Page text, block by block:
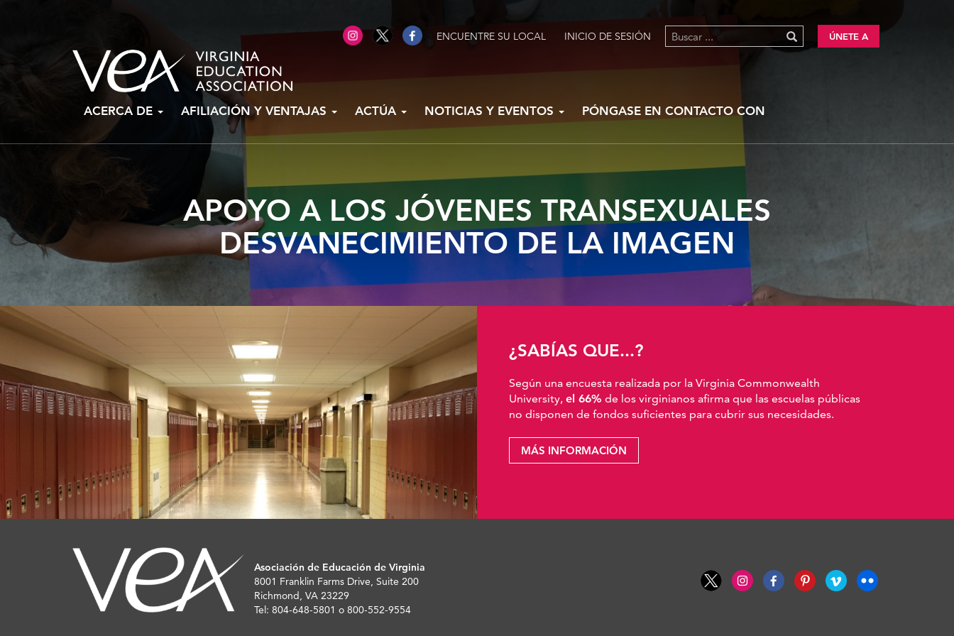
ENCUENTRE SU LOCAL INICIO DE SESIÓN ÚNETE A
contenido
ACERCA DE AFILIACIÓN Y VENTAJAS ACTÚA NOTICIAS Y EVENTOS PÓNGASE EN CONTACTO CON
APOYO A LOS JÓVENES TRANSEXUALES
DESVANECIMIENTO DE LA IMAGEN
¿SABÍAS QUE...?
Según una encuesta realizada por la Virginia Commonwealth
University, el 66% de los virginianos afirma que las escuelas públicas
no disponen de fondos suficientes para cubrir sus necesidades.
MÁS INFORMACIÓN
Asociación de Educación de Virginia
8001 Franklin Farms Drive, Suite 200
Richmond, VA 23229
Tel: 804-648-5801 o 800-552-9554